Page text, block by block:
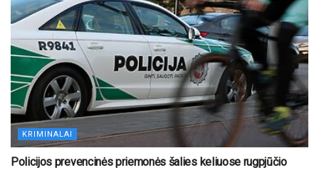
KRIMINALAI
Policijos prevencinės priemonės šalies keliuose rugpjūčio